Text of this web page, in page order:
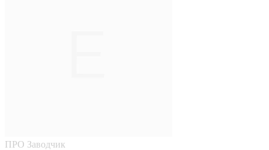
ПРО Заводчик